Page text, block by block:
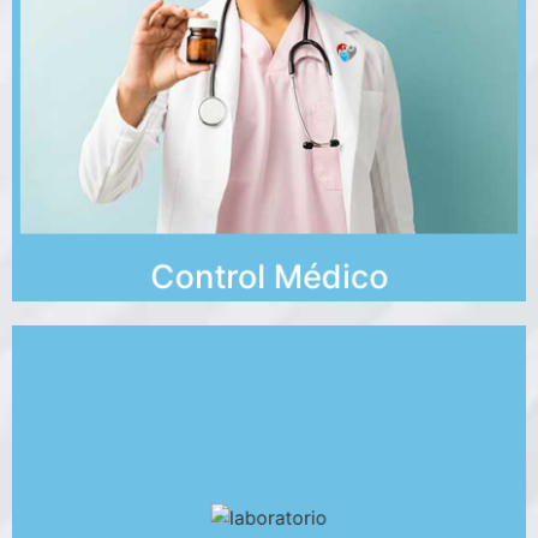
Control Médico
Diagnosticamos y controlamos
enfermedades como: Anemia, alergias, alta
presión, diabetes, colesterol, tiroide, déficit
de vitaminas, mala circulación y más.
Exámenes de laboratorio y disponemos de